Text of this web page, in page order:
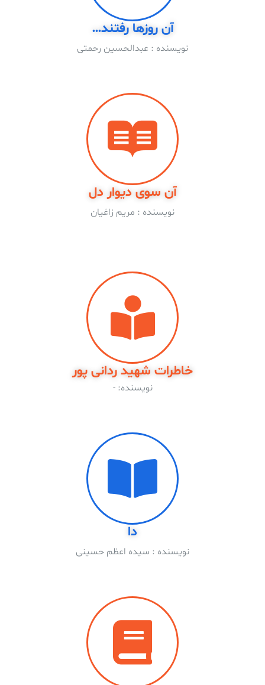
آن روزها رفتند…
نویسنده : عبدالحسین رحمتى
آن سوی دیوار دل
نویسنده : مریم زاغیان
خاطرات شهید ردانی پور
نویسنده: -
دا
نویسنده : سیده اعظم حسینی